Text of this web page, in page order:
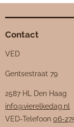
Contact
VED
Gentsestraat 79
2587 HL Den Haag
info@vierelkedag.nl
VED-Telefoon 06-